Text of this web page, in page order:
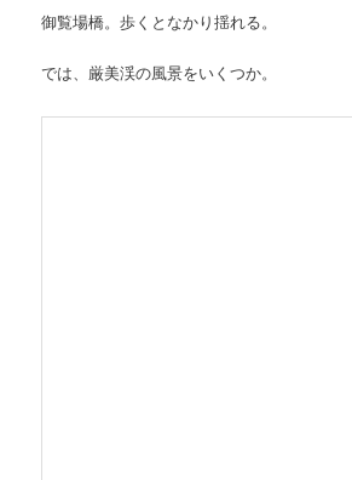
御覧場橋。歩くとなかり揺れる。
では、厳美渓の風景をいくつか。